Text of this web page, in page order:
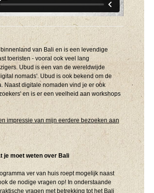
van Bali en is een levendige
toeristen - vooral ook veel lang
Ubud is een van de wereldwijde
nomads'. Ubud is ook bekend om de
Naast digitale nomaden vind je er ook
en is er een veelheid aan workshops
impressie van mijn eerdere bezoeken aan
je moet weten over Bali
ver van huis roept mogelijk naast
de nodige vragen op! In onderstaande
vragen met betrekking tot het Bali